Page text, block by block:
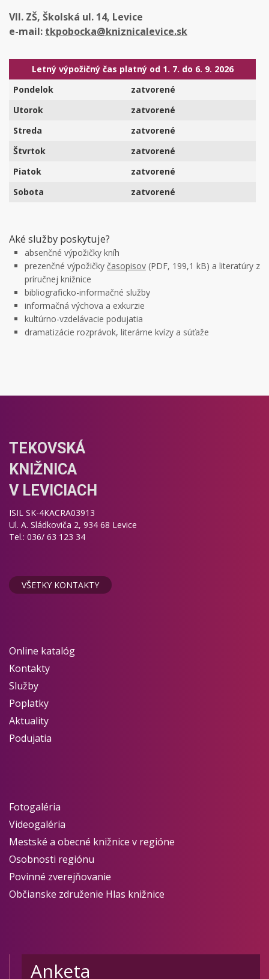
VII. ZŠ, Školská ul. 14, Levice
e-mail: tkpobocka@kniznicalevice.sk
Letný výpožičný čas platný od 1. 7. do 6. 9. 2026
Pondelok
zatvorené
Utorok
zatvorené
Streda
zatvorené
Štvrtok
zatvorené
Piatok
zatvorené
Sobota
zatvorené
Aké služby poskytuje?
absenčné výpožičky kníh
prezenčné výpožičky časopisov (PDF, 199,1 kB) a literatúry z
príručnej knižnice
bibliograficko-informačné služby
informačná výchova a exkurzie
kultúrno-vzdelávacie podujatia
dramatizácie rozprávok, literárne kvízy a súťaže
TEKOVSKÁ
KNIŽNICA
V LEVICIACH
ISIL SK-4KACRA03913
Ul. A. Sládkoviča 2, 934 68 Levice
Tel.: 036/ 63 123 34
VŠETKY KONTAKTY
Online katalóg
Kontakty
Služby
Poplatky
Aktuality
Podujatia
Fotogaléria
Videogaléria
Mestské a obecné knižnice v regióne
Osobnosti regiónu
Povinné zverejňovanie
Občianske združenie Hlas knižnice
Anketa